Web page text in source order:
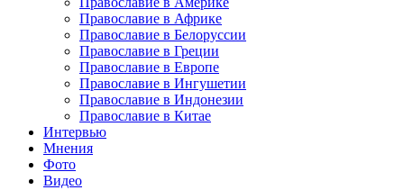
Православие в Африке
Православие в Белоруссии
Православие в Греции
Православие в Европе
Православие в Ингушетии
Православие в Индонезии
Православие в Китае
Интервью
Мнения
Фото
Видео